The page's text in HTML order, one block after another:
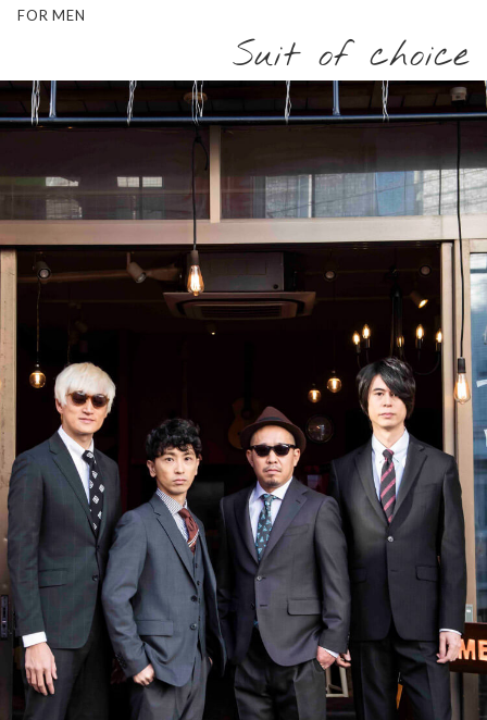
Suit of choice
FOR MEN